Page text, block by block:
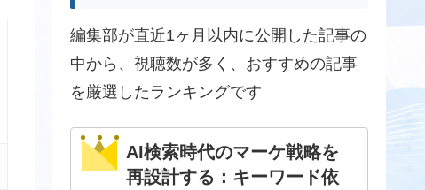
編集部が直近1ヶ月以内に公開した記事の
中から、視聴数が多く、おすすめの記事
を厳選したランキングです
AI検索時代のマーケ戦略を
再設計する：キーワード依